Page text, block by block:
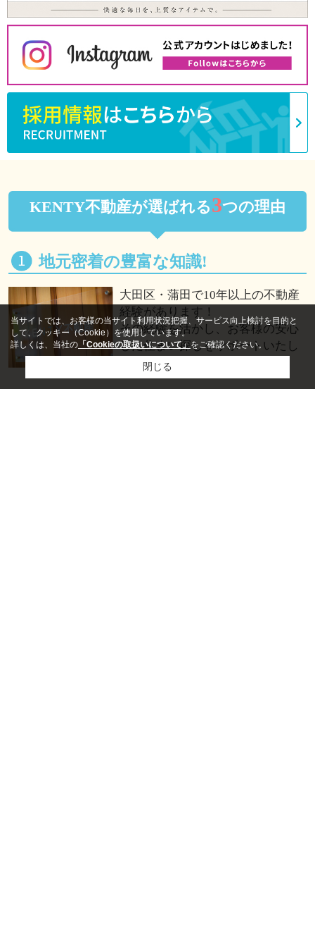
KENTY不動産が選ばれる3つの理由
地元密着の豊富な知識!
大田区・蒲田で10年以上の不動産
経験があります！
その経験を活かし、お客様の安心
した住まい探しをサポートいたし
ます。
当サイトでは、お客様の当サイト利用状況把握、サービス向上検討を目的と
して、クッキー（Cookie）を使用しています。
詳しくは、当社の 「Cookieの取扱いについて」をご確認ください。
閉じる